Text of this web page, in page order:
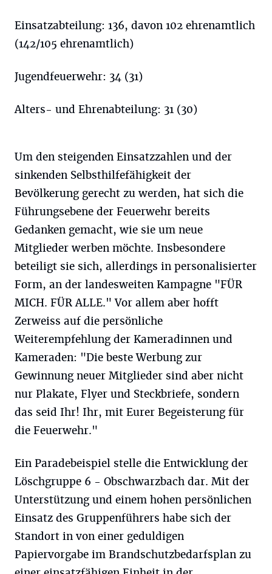
Einsatzabteilung: 136, davon 102 ehrenamtlich
(142/105 ehrenamtlich)
Jugendfeuerwehr: 34 (31)
Alters- und Ehrenabteilung: 31 (30)
Um den steigenden Einsatzzahlen und der
sinkenden Selbsthilfefähigkeit der
Bevölkerung gerecht zu werden, hat sich die
Führungsebene der Feuerwehr bereits
Gedanken gemacht, wie sie um neue
Mitglieder werben möchte. Insbesondere
beteiligt sie sich, allerdings in personalisierter
Form, an der landesweiten Kampagne "FÜR
MICH. FÜR ALLE." Vor allem aber hofft
Zerweiss auf die persönliche
Weiterempfehlung der Kameradinnen und
Kameraden: "Die beste Werbung zur
Gewinnung neuer Mitglieder sind aber nicht
nur Plakate, Flyer und Steckbriefe, sondern
das seid Ihr! Ihr, mit Eurer Begeisterung für
die Feuerwehr."
Ein Paradebeispiel stelle die Entwicklung der
Löschgruppe 6 - Obschwarzbach dar. Mit der
Unterstützung und einem hohen persönlichen
Einsatz des Gruppenführers habe sich der
Standort in von einer geduldigen
Papiervorgabe im Brandschutzbedarfsplan zu